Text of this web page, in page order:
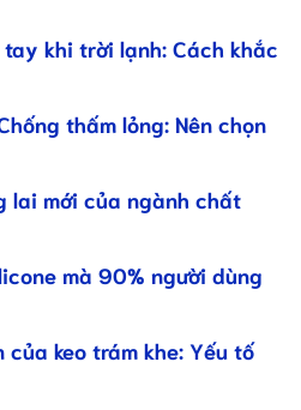
khi trời lạnh: Cách khắc
thấm lỏng: Nên chọn
lai mới của ngành chất
mà 90% người dùng
keo trám khe: Yếu tố